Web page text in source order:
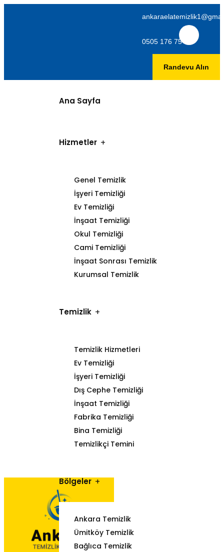
0505 176 75 06
Randevu Alın
Ana Sayfa
Hizmetler
Genel Temizlik
İşyeri Temizliği
Ev Temizliği
İnşaat Temizliği
Okul Temizliği
Cami Temizliği
İnşaat Sonrası Temizlik
Kurumsal Temizlik
Temizlik
Temizlik Hizmetleri
Ev Temizliği
İşyeri Temizliği
Dış Cephe Temizliği
İnşaat Temizliği
Fabrika Temizliği
Bina Temizliği
Temizlikçi Temini
Bölgeler
Ankara Temizlik
Ümitköy Temizlik
Bağlıca Temizlik